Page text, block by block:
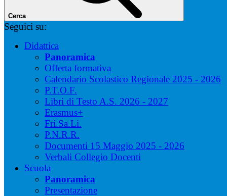
Cerca
Seguici su:
Didattica
Panoramica
Offerta formativa
Calendario Scolastico Regionale 2025 - 2026
P.T.O.F.
Libri di Testo A.S. 2026 - 2027
Erasmus+
Fri.Sa.Li.
P.N.R.R.
Documenti 15 Maggio 2025 - 2026
Verbali Collegio Docenti
Scuola
Panoramica
Presentazione